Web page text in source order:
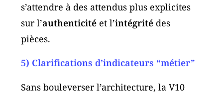
s’attendre à des attendus plus explicites
sur l’authenticité et l’intégrité des
pièces.
5) Clarifications d’indicateurs “métier”
Sans bouleverser l’architecture, la V10